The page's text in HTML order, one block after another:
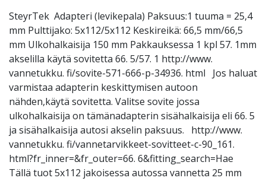
SteyrTek Adapteri (levikepala) Paksuus:1 tuuma = 25,4
mm Pulttijako: 5x112/5x112 Keskireikä: 66,5 mm/66,5
mm Ulkohalkaisija 150 mm Pakkauksessa 1 kpl 57. 1mm
akselilla käytä sovitetta 66. 5/57. 1 http://www.
vannetukku. fi/sovite-571-666-p-34936. html Jos haluat
varmistaa adapterin keskittymisen autoon
nähden,käytä sovitetta. Valitse sovite jossa
ulkohalkaisija on tämänadapterin sisähalkaisija eli 66. 5
ja sisähalkaisija autosi akselin paksuus. http://www.
vannetukku. fi/vannetarvikkeet-sovitteet-c-90_161.
html?fr_inner=&fr_outer=66. 6&fitting_search=Hae
Tällä tuot 5x112 jakoisessa autossa vannetta 25 mm